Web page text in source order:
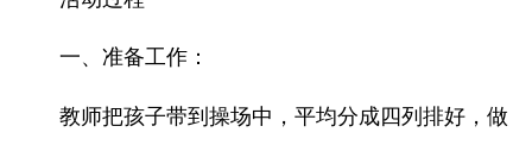
一、准备工作：
教师把孩子带到操场中，平均分成四列排好，做